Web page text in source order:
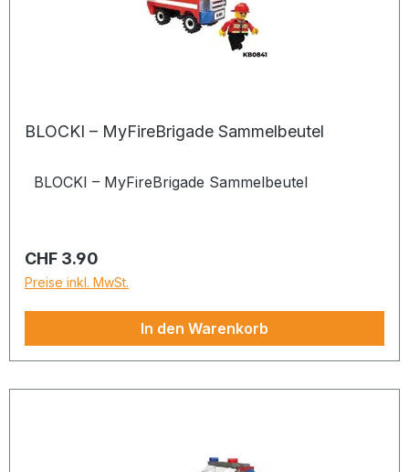
BLOCKI – MyFireBrigade Sammelbeutel
BLOCKI – MyFireBrigade Sammelbeutel
Regulärer Preis:
CHF 3.90
Preise inkl. MwSt.
In den Warenkorb